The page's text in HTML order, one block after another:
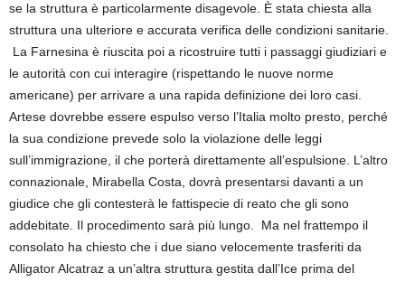
se la struttura è particolarmente disagevole. È stata chiesta alla
struttura una ulteriore e accurata verifica delle condizioni sanitarie.
La Farnesina è riuscita poi a ricostruire tutti i passaggi giudiziari e
le autorità con cui interagire (rispettando le nuove norme
americane) per arrivare a una rapida definizione dei loro casi.
Artese dovrebbe essere espulso verso l’Italia molto presto, perché
la sua condizione prevede solo la violazione delle leggi
sull’immigrazione, il che porterà direttamente all’espulsione. L’altro
connazionale, Mirabella Costa, dovrà presentarsi davanti a un
giudice che gli contesterà le fattispecie di reato che gli sono
addebitate. Il procedimento sarà più lungo. Ma nel frattempo il
consolato ha chiesto che i due siano velocemente trasferiti da
Alligator Alcatraz a un’altra struttura gestita dall’Ice prima del